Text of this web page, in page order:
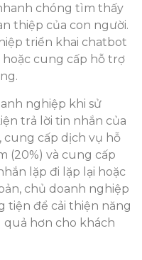
chóng tìm thấy
thiệp của con người.
triển khai chatbot
hoặc cung cấp hỗ trợ
nghiệp khi sử
trả lời tin nhắn của
cung cấp dịch vụ hỗ
(20%) và cung cấp
lặp đi lặp lại hoặc
chủ doanh nghiệp
để cải thiện năng
quả hơn cho khách